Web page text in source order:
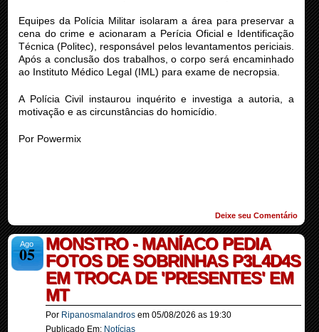
Equipes da Polícia Militar isolaram a área para preservar a
cena do crime e acionaram a Perícia Oficial e Identificação
Técnica (Politec), responsável pelos levantamentos periciais.
Após a conclusão dos trabalhos, o corpo será encaminhado
ao Instituto Médico Legal (IML) para exame de necropsia.
A Polícia Civil instaurou inquérito e investiga a autoria, a
motivação e as circunstâncias do homicídio.
Por Powermix
Deixe seu Comentário
Ago
05
MONSTRO - MANÍACO PEDIA
FOTOS DE SOBRINHAS P3L4D4S
EM TROCA DE 'PRESENTES' EM
MT
Por Ripanosmalandros em 05/08/2026 as 19:30
Publicado Em: Notícias